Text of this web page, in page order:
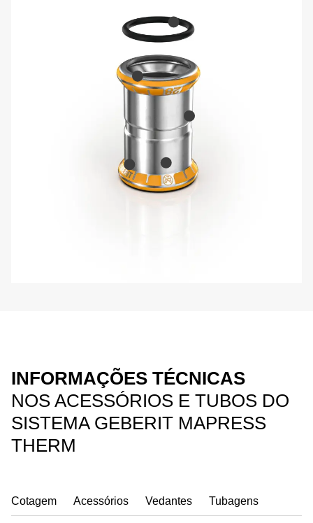
INFORMAÇÕES TÉCNICAS
NOS ACESSÓRIOS E TUBOS DO
SISTEMA GEBERIT MAPRESS
THERM
Cotagem Acessórios Vedantes Tubagens